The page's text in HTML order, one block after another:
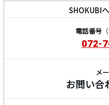
SHOKUBI
電話番号
072-
メ
お問い合